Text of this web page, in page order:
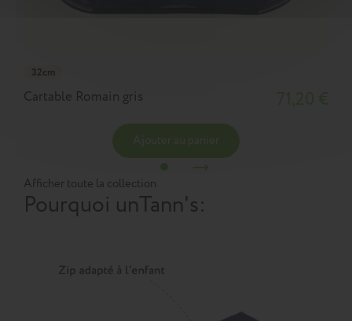
32cm
Cartable Romain gris
Afficher toute la collection
Pourquoi unTann's: